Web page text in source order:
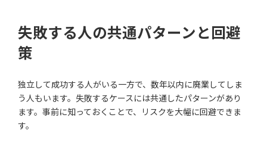
失敗する人の共通パターンと回避
策
独立して成功する人がいる一方で、数年以内に廃業してしま
う人もいます。失敗するケースには共通したパターンがあり
ます。事前に知っておくことで、リスクを大幅に回避できま
す。